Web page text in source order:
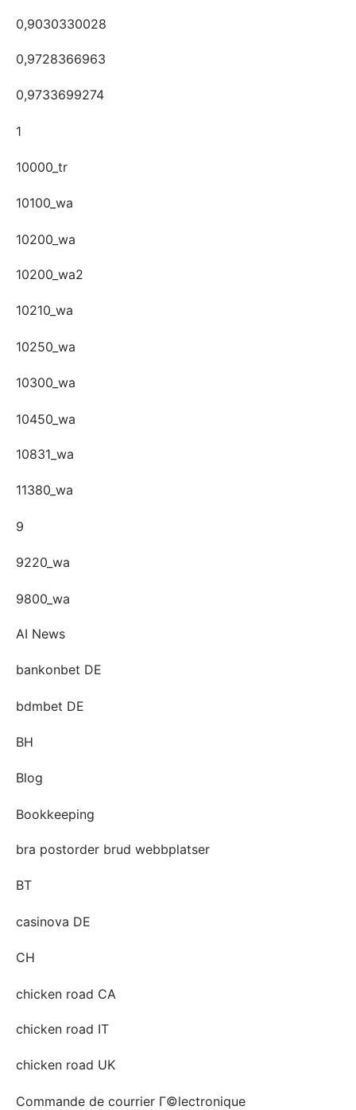
0,9030330028
0,9728366963
0,9733699274
1
10000_tr
10100_wa
10200_wa
10200_wa2
10210_wa
10250_wa
10300_wa
10450_wa
10831_wa
11380_wa
9
9220_wa
9800_wa
AI News
bankonbet DE
bdmbet DE
BH
Blog
Bookkeeping
bra postorder brud webbplatser
BT
casinova DE
CH
chicken road CA
chicken road IT
chicken road UK
Commande de courrier Г©lectronique